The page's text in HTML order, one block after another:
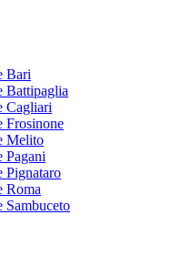
Bari
Battipaglia
Cagliari
Frosinone
Melito
Pagani
Pignataro
Roma
Sambuceto